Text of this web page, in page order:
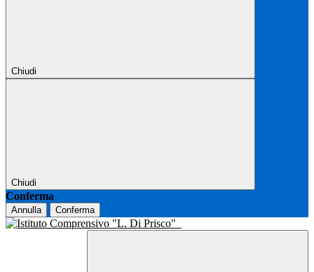
Chiudi
Chiudi
Conferma
Annulla Conferma